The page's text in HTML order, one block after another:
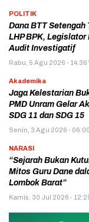
POLITIK
Dana BTT Setengah
LHP BPK, Legislator
Audit Investigatif
Rabu, 5 Agu 2026 - 14:36
Akademika
Jaga Kelestarian
PMD Unram Gelar
SDG 11 dan SDG 15
Senin, 3 Agu 2026 -
NARASI
“Sejarah Bukan
Mitos Guru Dane
Lombok Barat”
Kamis, 30 Jul 2026 -